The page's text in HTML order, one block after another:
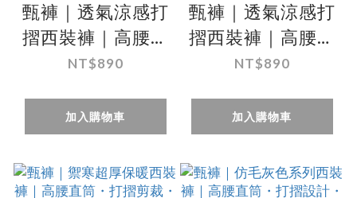
甄褲｜透氣涼感打
摺西裝褲｜高腰直
筒・打摺設計・米
灰（32~42 吋）免
費改長
NT$890
加入購物車
甄褲｜透氣涼感打
摺西裝褲｜高腰直
筒・打摺設計・黑
（30~42 吋）免費
改長
NT$890
加入購物車